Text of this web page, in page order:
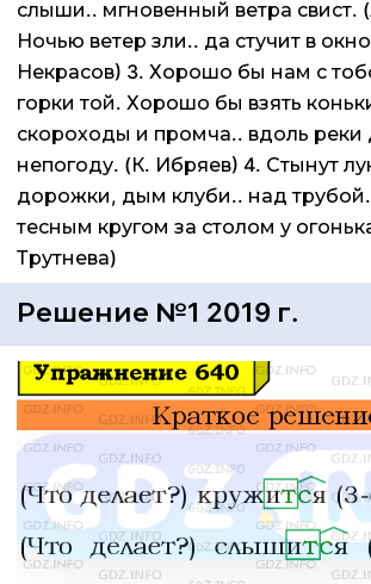
слыши.. мгновенный ветра свист.
Ночью ветер зли.. да стучит в
Некрасов) 3. Хорошо бы нам с
горки той. Хорошо бы взять
скороходы и промча.. вдоль реки
непогоду. (К. Ибряев) 4. Стынут
дорожки, дым клуби.. над
тесным кругом за столом у
Трутнева)
Решение №1 2019 г.